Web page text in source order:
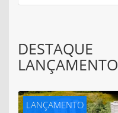
DESTAQUE
LANÇAMENTO
LANÇAMENTO